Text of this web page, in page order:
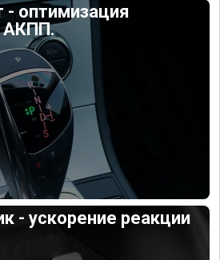
- оптимизация
АКПП.
- ускорение реакции